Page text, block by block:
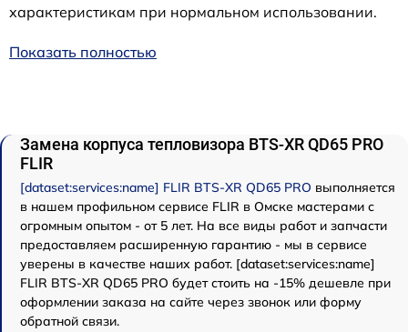
характеристикам при нормальном использовании.
Показать полностью
Замена корпуса тепловизора BTS-XR QD65 PRO
FLIR
[dataset:services:name] FLIR BTS-XR QD65 PRO выполняется
в нашем профильном сервисе FLIR в Омске мастерами с
огромным опытом - от 5 лет. На все виды работ и запчасти
предоставляем расширенную гарантию - мы в сервисе
уверены в качестве наших работ. [dataset:services:name]
FLIR BTS-XR QD65 PRO будет стоить на -15% дешевле при
оформлении заказа на сайте через звонок или форму
обратной связи.